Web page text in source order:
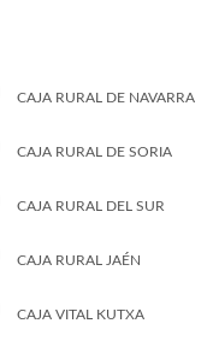
CAJA RURAL DE NAVARRA
CAJA RURAL DE SORIA
CAJA RURAL DEL SUR
CAJA RURAL JAÉN
CAJA VITAL KUTXA